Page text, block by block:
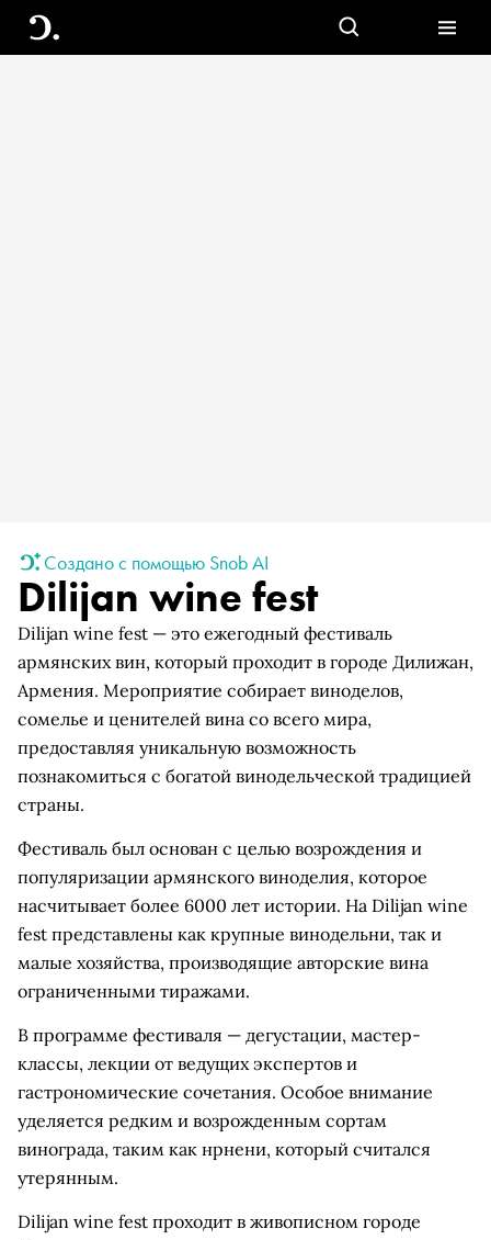
Создано с помощью Snob AI
Dilijan wine fest
Dilijan wine fest — это ежегодный фестиваль
армянских вин, который проходит в городе Дилижан,
Армения. Мероприятие собирает виноделов,
сомелье и ценителей вина со всего мира,
предоставляя уникальную возможность
познакомиться с богатой винодельческой традицией
страны.
Фестиваль был основан с целью возрождения и
популяризации армянского виноделия, которое
насчитывает более 6000 лет истории. На Dilijan wine
fest представлены как крупные винодельни, так и
малые хозяйства, производящие авторские вина
ограниченными тиражами.
В программе фестиваля — дегустации, мастер-
классы, лекции от ведущих экспертов и
гастрономические сочетания. Особое внимание
уделяется редким и возрожденным сортам
винограда, таким как нрнени, который считался
утерянным.
Dilijan wine fest проходит в живописном городе